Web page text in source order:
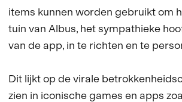
items kunnen worden gebruikt om
tuin van Albus, het sympathieke
van de app, in te richten en te
Dit lijkt op de virale
zien in iconische games en apps